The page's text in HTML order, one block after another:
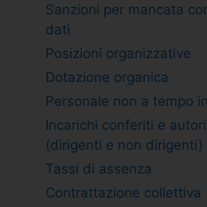
Sanzioni per mancata
dati
Posizioni organizzative
Dotazione organica
Personale non a tempo
Incarichi conferiti e
(dirigenti e non dirigenti)
Tassi di assenza
Contrattazione collettiva